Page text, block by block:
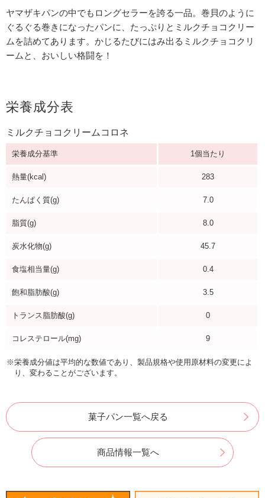
ヤマザキパンの中でもロングセラーを誇る一品。巻貝のように
ぐるぐる巻きになったパンに、たっぷりとミルクチョコクリー
ムを詰めてあります。かじるたびにはみ出るミルクチョコクリ
ームと、おいしい格闘を！
栄養成分表
ミルクチョコクリームコロネ
栄養成分基準 1個当たり
熱量(kcal) 283
たんぱく質(g) 7.0
脂質(g) 8.0
炭水化物(g) 45.7
食塩相当量(g) 0.4
飽和脂肪酸(g) 3.5
トランス脂肪酸(g) 0
コレステロール(mg) 9
※栄養成分値は平均的な数値であり、製品規格や使用原材料の変更によ
り、変わることがございます。
菓子パン一覧へ戻る
商品情報一覧へ